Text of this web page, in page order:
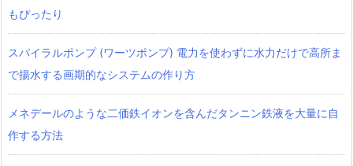
もぴったり
スパイラルポンプ (ワーツポンプ) 電力を使わずに水力だけで高所ま
で揚水する画期的なシステムの作り方
メネデールのような二価鉄イオンを含んだタンニン鉄液を大量に自
作する方法